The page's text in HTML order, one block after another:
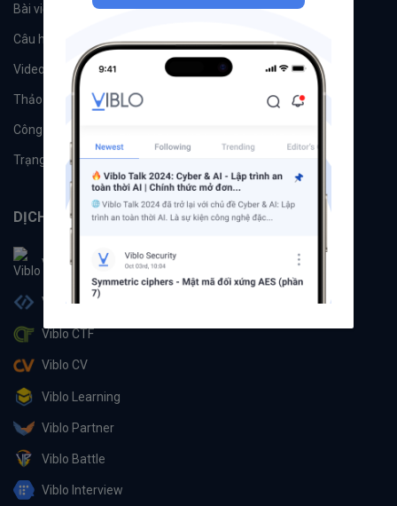
Bài viết Tổ chức
Câu hỏi Tags
Videos Tác giả
Thảo luận Đề xuất hệ thống
Công cụ
Trạng thái hệ thống
DỊCH VỤ
Viblo
Viblo Code
Viblo CTF
Viblo CV
Viblo Learning
Viblo Partner
Viblo Battle
Viblo Interview